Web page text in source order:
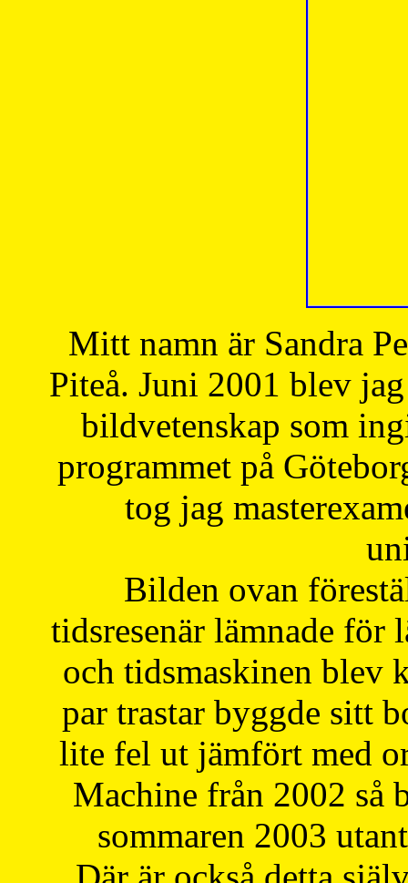
Mitt namn är Sandra
Piteå. Juni 2001 blev
bildvetenskap som
programmet på
tog jag
Bilden ovan
tidsresenär lämnade för
och tidsmaskinen blev
par trastar byggde sitt
lite fel ut jämfört med
Machine från 2002 så
sommaren 2003